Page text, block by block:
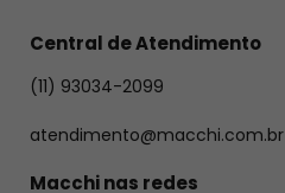
Central de Atendimento
(11) 93034-2099
atendimento@macchi.com.br
Macchi nas redes